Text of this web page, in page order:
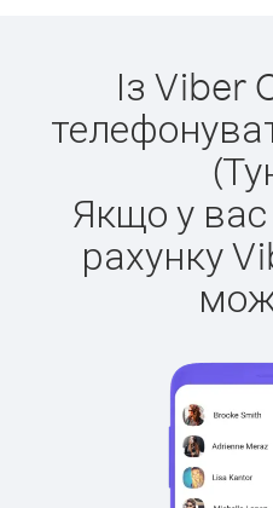
Із Viber
Якщо у
рахунку